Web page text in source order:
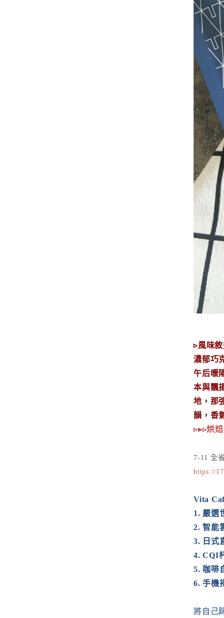
▹風味
濃郁巧
午后暖
本與飄
地，那
韻，香
▹▸▹烘
7-11 全
https://
Vita
1. 嚴選
2. 智能
3. 日式
4. CQI
5. 咖啡
6. 手機
將自己